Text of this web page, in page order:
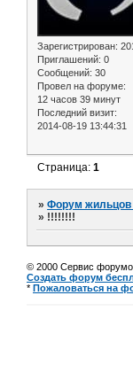
Зарегистрирован:
Приглашений: 0
Сообщений: 30
Провел на форуме:
12 часов 39 минут
Последний визит:
2014-08-19 13:44:31
Страница:1
»Форум жильцов
» !!!!!!!!
© 2000 Сервис
Создать форум
* Пожаловаться на